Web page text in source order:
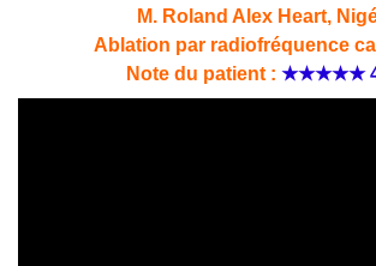
M. Roland Alex Heart,
Ablation par radiofréquence
Note du patient : ★★★★★